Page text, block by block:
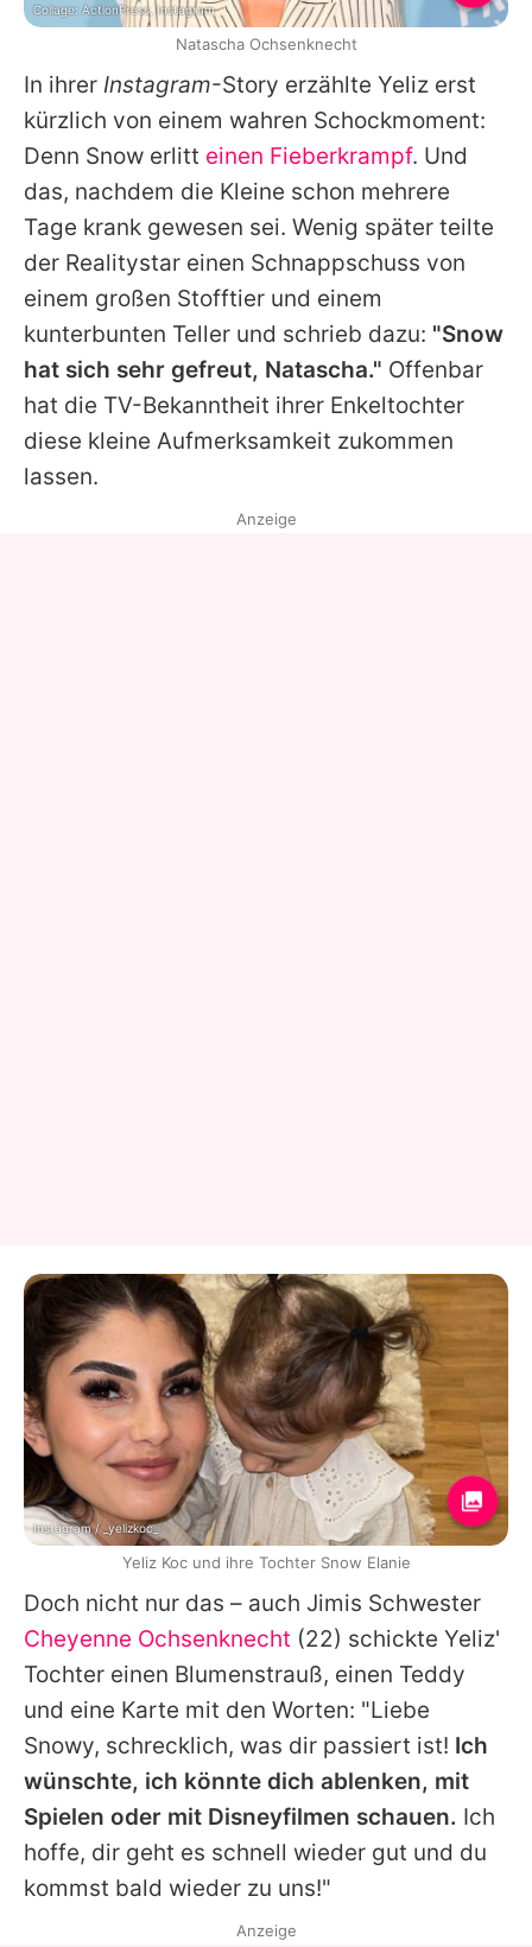
In ihrer Instagram-Story erzählte Yeliz erst
kürzlich von einem wahren Schockmoment:
Denn Snow erlitt einen Fieberkrampf. Und
das, nachdem die Kleine schon mehrere
Tage krank gewesen sei. Wenig später teilte
der Realitystar einen Schnappschuss von
einem großen Stofftier und einem
kunterbunten Teller und schrieb dazu: "Snow
hat sich sehr gefreut, Natascha." Offenbar
hat die TV-Bekanntheit ihrer Enkeltochter
diese kleine Aufmerksamkeit zukommen
lassen.
Doch nicht nur das – auch Jimis Schwester
Cheyenne Ochsenknecht (22) schickte Yeliz'
Tochter einen Blumenstrauß, einen Teddy
und eine Karte mit den Worten: "Liebe
Snowy, schrecklich, was dir passiert ist! Ich
wünschte, ich könnte dich ablenken, mit
Spielen oder mit Disneyfilmen schauen. Ich
hoffe, dir geht es schnell wieder gut und du
kommst bald wieder zu uns!"
Collage: ActionPress, Instagram
Natascha Ochsenknecht
Anzeige
Instagram / _yelizkoc_
Yeliz Koc und ihre Tochter Snow Elanie
Anzeige